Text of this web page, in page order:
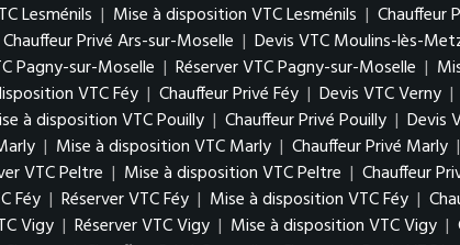
Lesménils | Mise à disposition VTC Lesménils | Chauffeur
Chauffeur Privé Ars-sur-Moselle | Devis VTC Moulins-lès-
Pagny-sur-Moselle | Réserver VTC Pagny-sur-Moselle |
VTC Féy | Chauffeur Privé Féy | Devis VTC Verny |
à disposition VTC Pouilly | Chauffeur Privé Pouilly | Devis
| Mise à disposition VTC Marly | Chauffeur Privé Marly |
VTC Peltre | Mise à disposition VTC Peltre | Chauffeur
Féy | Réserver VTC Féy | Mise à disposition VTC Féy |
Vigy | Réserver VTC Vigy | Mise à disposition VTC Vigy |